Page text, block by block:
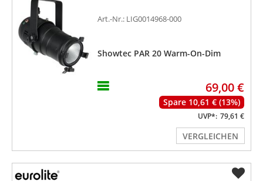
Art.-Nr.: LIG0014968-000
Showtec PAR 20 Warm-On-Dim
69,00 €
Spare 10,61 € (13%)
UVP*: 79,61 €
VERGLEICHEN